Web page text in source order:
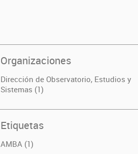
Organizaciones
Dirección de Observatorio, Estudios y
Sistemas (1)
Etiquetas
AMBA (1)